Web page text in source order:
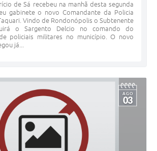
de Sá recebeu na manhã desta segunda
gabinete o novo Comandante da Policia
Vindo de Rondonópolis o Subtenente
o Sargento Delcio no comando do
policiais militares no município. O novo
já...
AGO
03